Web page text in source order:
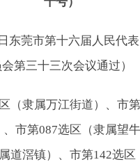
东莞市第十六届人民代
会第三十三次会议通过）
（隶属万江街道）、市
、市第087选区（隶属望
道滘镇）、市第142选区